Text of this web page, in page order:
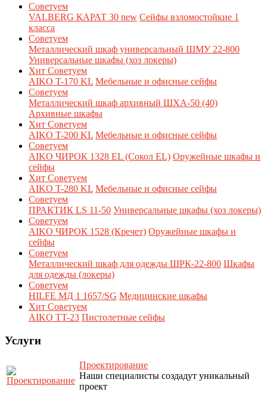
Советуем
VALBERG КАРАТ 30 new Сейфы взломостойкие 1
класса
Советуем
Металлический шкаф универсальный ШМУ 22-800
Универсальные шкафы (хоз локеры)
Хит Советуем
AIKO T-170 KL Мебельные и офисные сейфы
Советуем
Металлический шкаф архивный ШХА-50 (40)
Архивные шкафы
Хит Советуем
AIKO T-200 KL Мебельные и офисные сейфы
Советуем
AIKO ЧИРОК 1328 EL (Сокол EL) Оружейные шкафы и
сейфы
Хит Советуем
AIKO T-280 KL Мебельные и офисные сейфы
Советуем
ПРАКТИК LS 11-50 Универсальные шкафы (хоз локеры)
Советуем
AIKO ЧИРОК 1528 (Кречет) Оружейные шкафы и
сейфы
Советуем
Металлический шкаф для одежды ШРК-22-800 Шкафы
для одежды (локеры)
Советуем
HILFE МД 1 1657/SG Медицинские шкафы
Хит Советуем
AIKO TT-23 Пистолетные сейфы
Услуги
Проектирование
Наши специалисты создадут уникальный
проект